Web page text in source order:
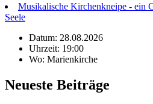
Musikalische Kirchenkneipe - ein
Seele
Datum: 28.08.2026
Uhrzeit: 19:00
Wo: Marienkirche
Neueste Beiträge